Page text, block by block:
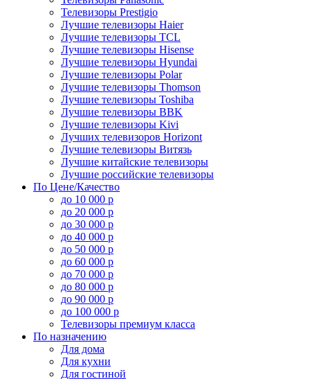
Телевизоры Prestigio
Лучшие телевизоры Haier
Лучшие телевизоры TCL
Лучшие телевизоры Hisense
Лучшие телевизоры Hyundai
Лучшие телевизоры Polar
Лучшие телевизоры Thomson
Лучшие телевизоры Toshiba
Лучшие телевизоры BBK
Лучшие телевизоры Kivi
Лучших телевизоров Horizont
Лучшие телевизоры Витязь
Лучшие китайские телевизоры
Лучшие российские телевизоры
По Цене/Качество
до 10 000 р
до 20 000 р
до 30 000 р
до 40 000 р
до 50 000 р
до 60 000 р
до 70 000 р
до 80 000 р
до 90 000 р
до 100 000 р
Телевизоры премиум класса
По назначению
Для дома
Для кухни
Для гостиной